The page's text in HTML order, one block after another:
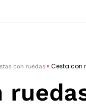
con ruedas » Cesta con